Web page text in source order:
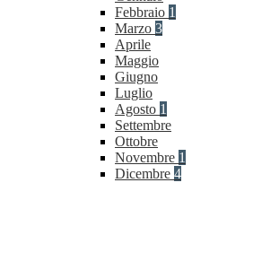
Febbraio 1
Marzo 3
Aprile
Maggio
Giugno
Luglio
Agosto 1
Settembre
Ottobre
Novembre 1
Dicembre 4